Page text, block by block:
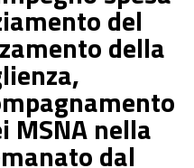
del
della
nella
dal